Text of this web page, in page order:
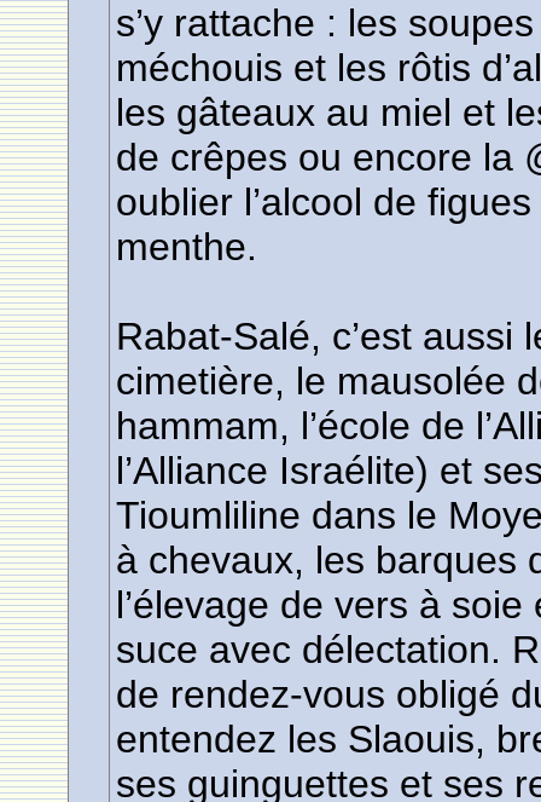
s’y rattache : les
méchouis et les rôtis
les gâteaux au miel et
de crêpes ou encore la
oublier l’alcool de
menthe.
Rabat-Salé, c’est aussi
cimetière, le mausolée
hammam, l’école de
l’Alliance Israélite) et
Tioumliline dans le
à chevaux, les barques
l’élevage de vers à
suce avec délectation.
de rendez-vous obligé
entendez les Slaouis,
ses guinguettes et ses